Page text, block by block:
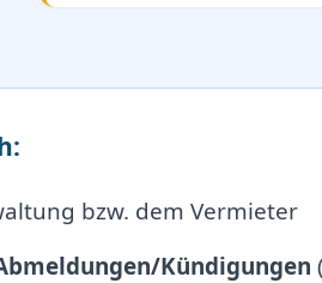
bzw. dem Vermieter
Kündigungen